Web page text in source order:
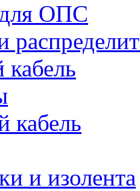
ОПС
кабель
кабель
и изолента